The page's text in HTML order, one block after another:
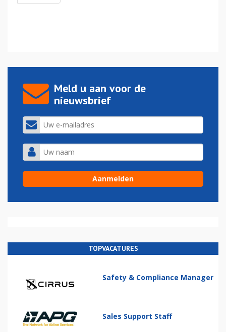
Meld u aan voor de
nieuwsbrief
TOPVACATURES
Safety & Compliance Manager
Sales Support Staff